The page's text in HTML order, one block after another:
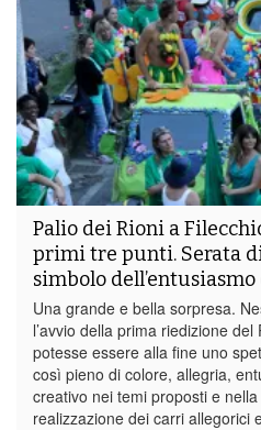
Palio dei Rioni a
primi tre punti. Serata
simbolo
Una grande e bella sorpresa.
l’avvio della prima riedizione
potesse essere alla fine uno
così pieno di colore, allegria,
creativo nei temi proposti e
realizzazione dei carri allegorici